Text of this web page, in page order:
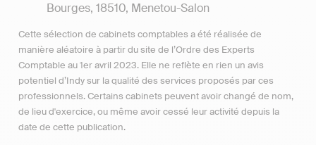
Bourges, 18510, Menetou-Salon
Cette sélection de cabinets comptables a été réalisée de
manière aléatoire à partir du site de l’Ordre des Experts
Comptable au 1er avril 2023. Elle ne reflète en rien un avis
potentiel d’Indy sur la qualité des services proposés par ces
professionnels. Certains cabinets peuvent avoir changé de nom,
de lieu d'exercice, ou même avoir cessé leur activité depuis la
date de cette publication.